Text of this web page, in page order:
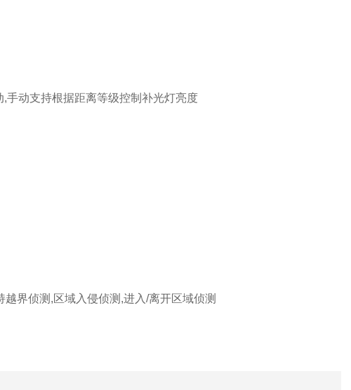
手动支持根据距离等级控制补光灯亮度
界侦测,区域入侵侦测,进入/离开区域侦测